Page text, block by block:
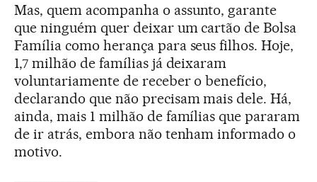
Mas, quem acompanha o assunto, garante
que ninguém quer deixar um cartão de Bolsa
Família como herança para seus filhos. Hoje,
1,7 milhão de famílias já deixaram
voluntariamente de receber o benefício,
declarando que não precisam mais dele. Há,
ainda, mais 1 milhão de famílias que pararam
de ir atrás, embora não tenham informado o
motivo.